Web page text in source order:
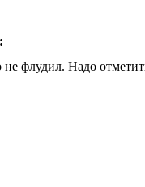
не флудил. Надо